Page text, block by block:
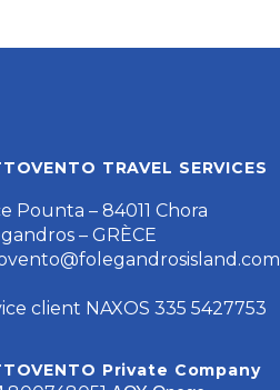
TRAVEL SERVICES
Pounta – 84011 Chora
– GRÈCE
client NAXOS 335 5427753
Private Company